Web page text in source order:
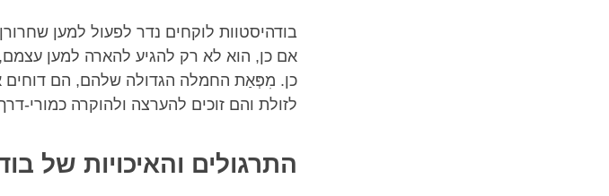
בודהיסטוות לוקחים נדר לפעול למען
אם כן, הוא לא רק להגיע להארה למען
כן. מִפְּאַת החמלה הגדולה שלהם, הם
לזולת והם זוכים להערצה ולהוקרה כמורי-דרך
התרגולים והאיכויות של